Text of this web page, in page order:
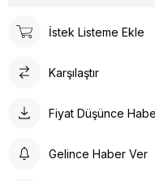
İstek Listeme Ekle
Karşılaştır
Fiyat Düşünce
Gelince Haber Ver